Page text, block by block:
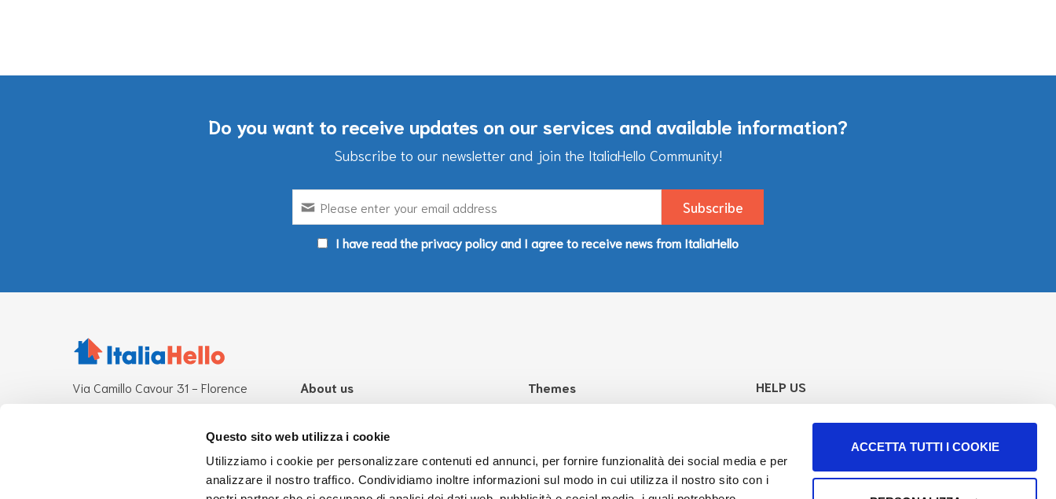
Questo sito web utilizza i cookie
Utilizziamo i cookie per personalizzare contenuti ed annunci, per fornire funzionalità dei social media e per
analizzare il nostro traffico. Condividiamo inoltre informazioni sul modo in cui utilizza il nostro sito con i
ACCETTA TUTTI I COOKIE
Do you want to receive updates on our services and available information?
Subscribe to our newsletter and join the ItaliaHello Community!
I have read the privacy policy and I agree to receive news from ItaliaHello
Via Camillo Cavour 31 - Florence
About us
Mission
Team
UsaHello
Themes
Education
Work
HELP US
Follow us